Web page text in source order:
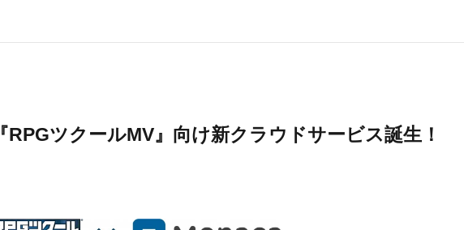
『RPGツクールMV』向け新クラウドサービス誕生！